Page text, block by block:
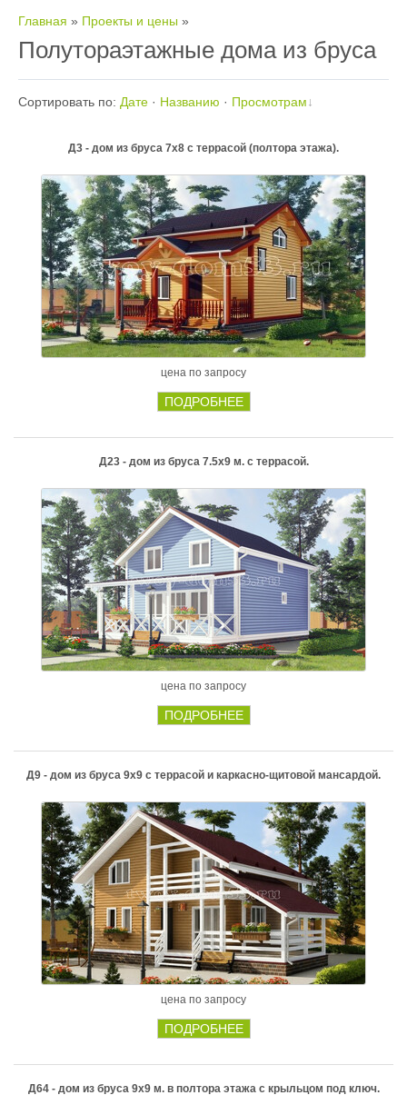
Главная » Проекты и цены »
Полутораэтажные дома из бруса
Сортировать по: Дате · Названию · Просмотрам
Д3 - дом из бруса 7х8 с террасой (полтора этажа).
цена по запросу
ПОДРОБНЕЕ
Д23 - дом из бруса 7.5х9 м. с террасой.
цена по запросу
ПОДРОБНЕЕ
Д9 - дом из бруса 9х9 с террасой и каркасно-щитовой мансардой.
цена по запросу
ПОДРОБНЕЕ
Д64 - дом из бруса 9х9 м. в полтора этажа с крыльцом под ключ.